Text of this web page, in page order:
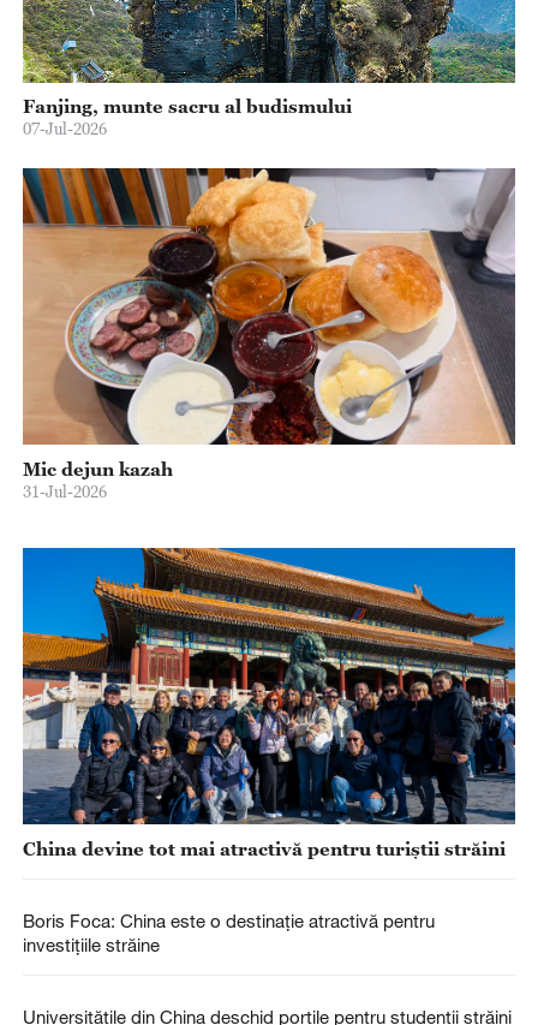
Fanjing, munte sacru al budismului
07-Jul-2026
Mic dejun kazah
31-Jul-2026
China devine tot mai atractivă pentru turiștii străini
Boris Foca: China este o destinație atractivă pentru
investițiile străine
Universitățile din China deschid porțile pentru studenții străini